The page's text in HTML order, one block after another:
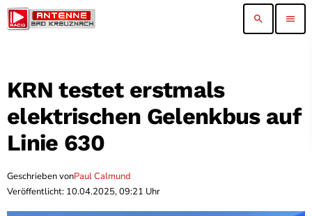
search menu
KRN testet erstmals
elektrischen Gelenkbus auf
Linie 630
Geschrieben vonPaul Calmund
Veröffentlicht: 10.04.2025, 09:21 Uhr